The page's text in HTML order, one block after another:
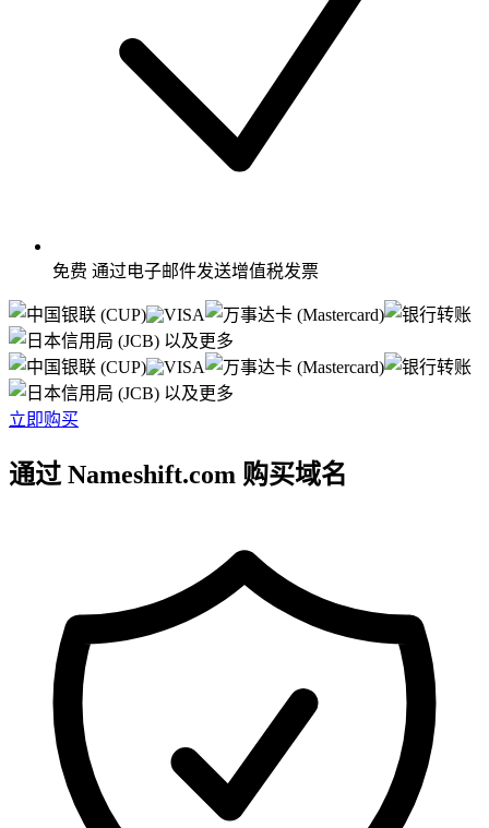
免费 通过电子邮件发送增值税发票
以及更多
以及更多
立即购买
通过 Nameshift.com 购买域名